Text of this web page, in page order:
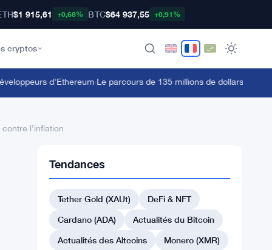
$1 915,61 +0,68% BTC$64 937,55 +0,91%
cryptos
d'Ethereum·Le parcours de 135 millions de dollars en stETH
l’inflation
Tendances
Tether Gold (XAUt)
DeFi & NFT
Cardano (ADA)
Actualités du Bitcoin
Actualités des Altcoins
Monero (XMR)